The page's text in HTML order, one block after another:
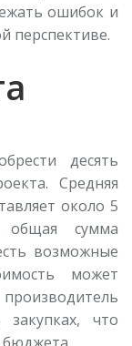
ошибок и
перспективе.
десять
Средняя
около 5
общая сумма
возможные
может
что